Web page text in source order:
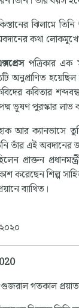
ঝিলামে
কথা
পত্রিকার এক
অনুপ্রাণিত
কবিতার
ভূষণ পুরস্কার লাভ
আর ক্যানভাসে
তাঁর এই অবদানের
প্রাক্তন
করেছেন শিল্প
ব্যাথিত।
গুজরাল গতকাল